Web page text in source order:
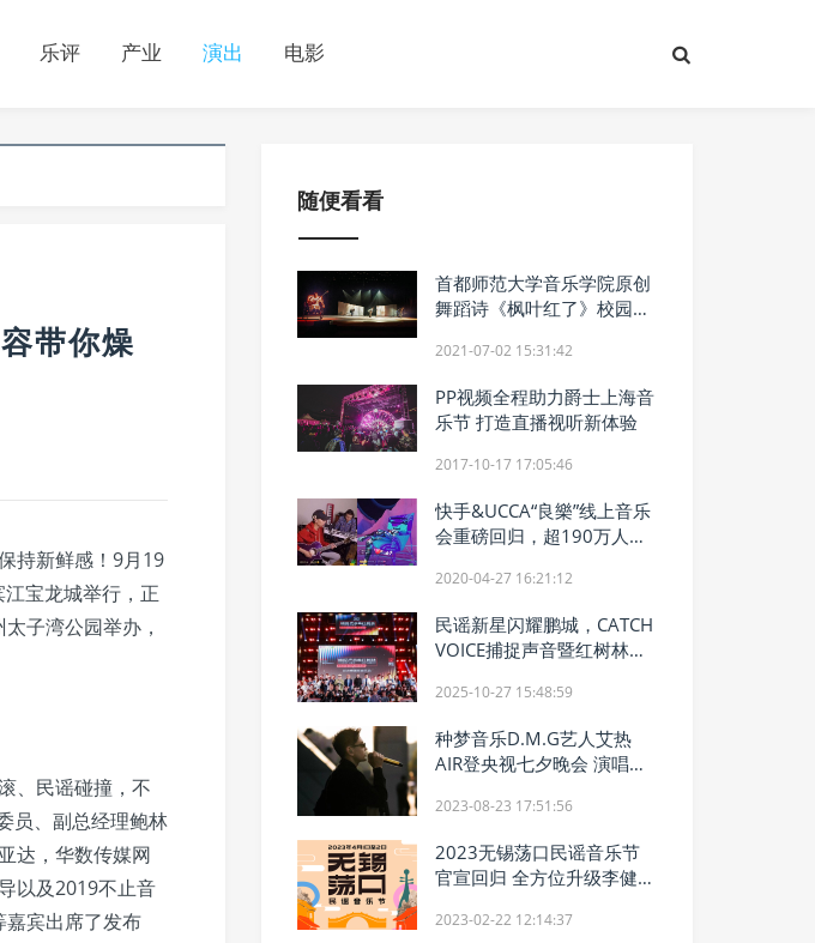
乐评 产业 演出 电影
带你燥
持新鲜感！9月19
宝龙城举行，正
子湾公园举办，
、民谣碰撞，不
员、副总经理鲍林
达，华数传媒网
以及2019不止音
嘉宾出席了发布
随便看看
首都师范大学音乐学院原创
舞蹈诗《枫叶红了》校园首
2021-07-02 15:31:42
PP视频全程助力爵士上海音
乐节 打造直播视听新体验
2017-10-17 17:05:46
快手&UCCA“良樂”线上音乐
会重磅回归，超190万人在
2020-04-27 16:21:12
民谣新星闪耀鹏城，CATCH
VOICE捕捉声音暨红树林
作大赛——民谣季收官！
2025-10-27 15:48:59
种梦音乐D.M.G艺人艾热
AIR登央视七夕晚会 演唱
2023-08-23 17:51:56
2023无锡荡口民谣音乐节
官宣回归 全方位升级李健许
2023-02-22 12:14:37